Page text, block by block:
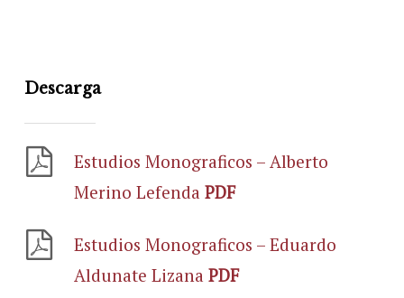
Descarga
Estudios Monograficos – Alberto
Merino Lefenda PDF
Estudios Monograficos – Eduardo
Aldunate Lizana PDF